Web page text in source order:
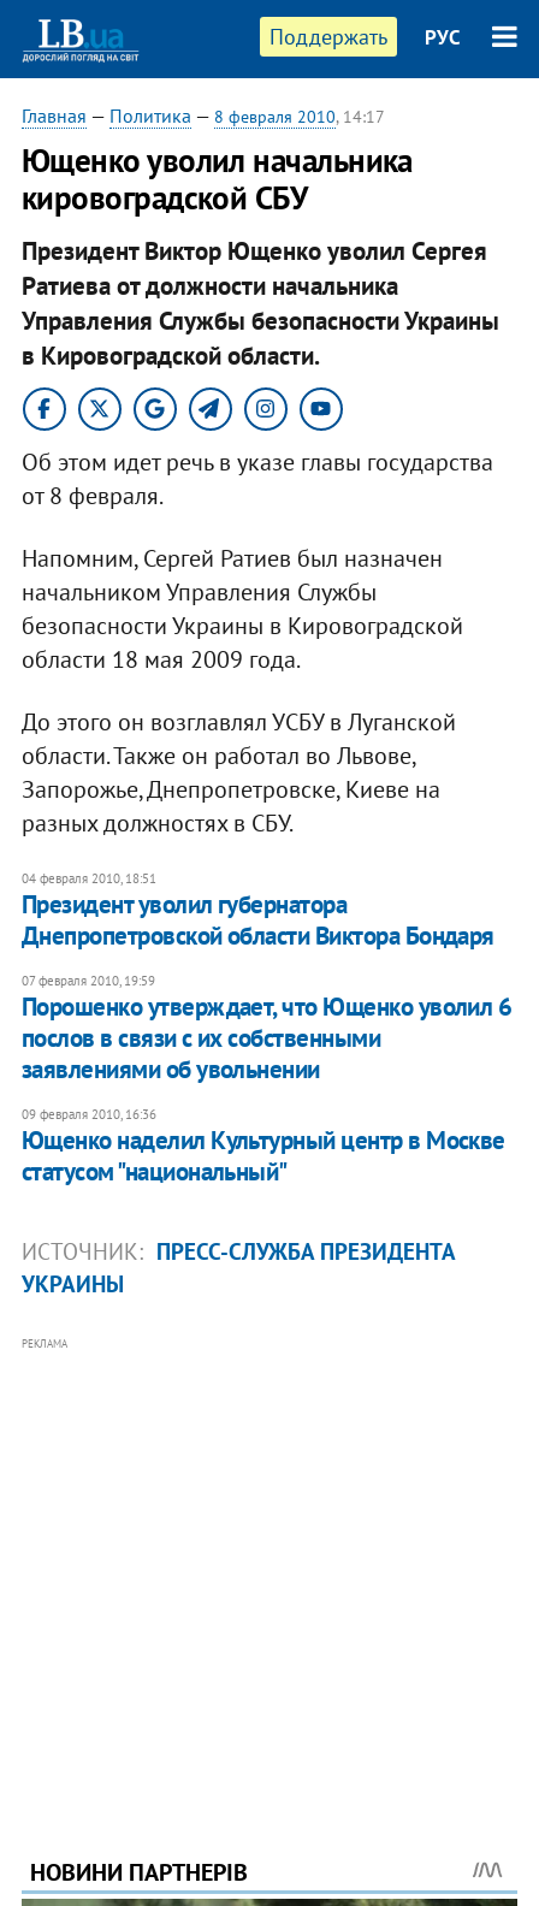
Поддержать РУС
Главная — Политика — 8 февраля 2010, 14:17
Ющенко уволил начальника
кировоградской СБУ
Президент Виктор Ющенко уволил Сергея
Ратиева от должности начальника
Управления Службы безопасности Украины
в Кировоградской области.
Об этом идет речь в указе главы государства
от 8 февраля.
Напомним, Сергей Ратиев был назначен
начальником Управления Службы
безопасности Украины в Кировоградской
области 18 мая 2009 года.
До этого он возглавлял УСБУ в Луганской
области. Также он работал во Львове,
Запорожье, Днепропетровске, Киеве на
разных должностях в СБУ.
04 февраля 2010, 18:51
Президент уволил губернатора
Днепропетровской области Виктора Бондаря
07 февраля 2010, 19:59
Порошенко утверждает, что Ющенко уволил 6
послов в связи с их собственными
заявлениями об увольнении
09 февраля 2010, 16:36
Ющенко наделил Культурный центр в Москве
статусом "национальный"
ИСТОЧНИК: ПРЕСС-СЛУЖБА ПРЕЗИДЕНТА
УКРАИНЫ
РЕКЛАМА